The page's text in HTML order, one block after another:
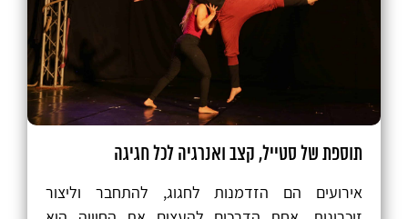
תוספת של סטייל, קצב ואנרגיה לכל חגיגה
אירועים הם הזדמנות לחגוג, להתחבר וליצור